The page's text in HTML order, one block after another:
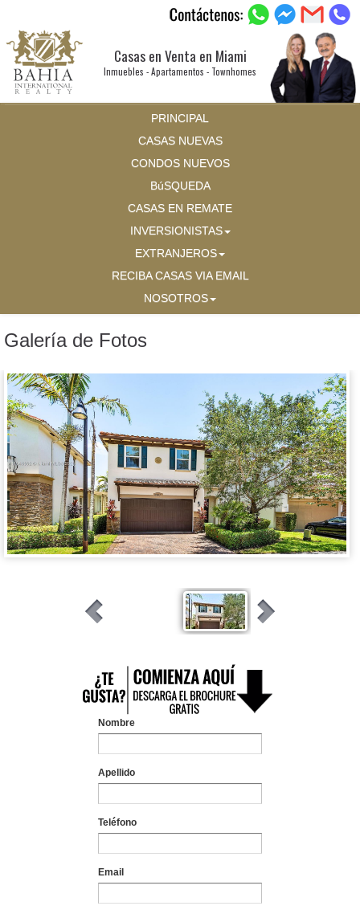
Casas en Venta en Miami
Inmuebles - Apartamentos - Townhomes
PRINCIPAL
CASAS NUEVAS
CONDOS NUEVOS
BúSQUEDA
CASAS EN REMATE
INVERSIONISTAS
EXTRANJEROS
RECIBA CASAS VIA EMAIL
NOSOTROS
Galería de Fotos
Nombre
Apellido
Teléfono
Email